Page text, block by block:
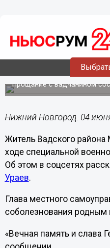
04.06.202318:05
Михаил Молвин из
погиб в ходе СВО
Прощание с вадчанином
Нижний Новгород. 04
Житель Вадского
ходе специальной
Об этом в соцсетях
Ураев.
Глава местного
соболезнования родным
«Вечная память и слава